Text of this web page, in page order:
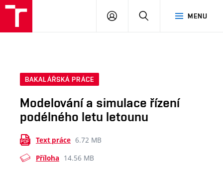
MENU
PŘIHLÁSIT
BAKALÁŘSKÁ PRÁCE
Modelování a simulace řízení
podélného letu letounu
Text práce 6.72 MB
Příloha 14.56 MB